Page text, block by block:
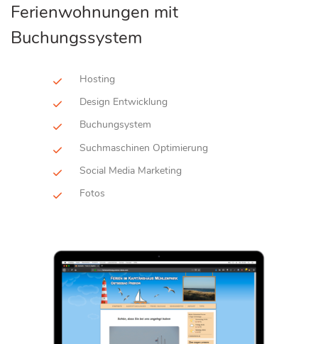
Ferienwohnungen mit
Buchungssystem
Hosting
Design Entwicklung
Buchungsystem
Suchmaschinen Optimierung
Social Media Marketing
Fotos